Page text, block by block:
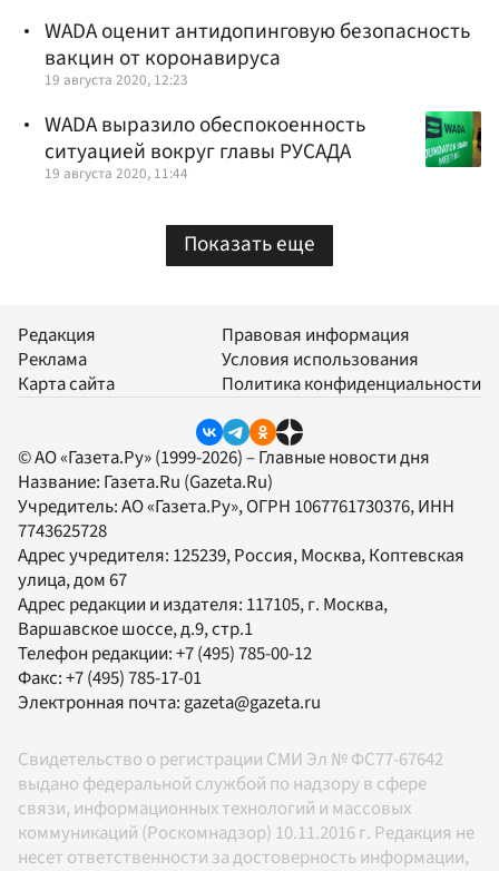
WADA оценит антидопинговую безопасность
вакцин от коронавируса
19 августа 2020, 12:23
WADA выразило обеспокоенность
ситуацией вокруг главы РУСАДА
19 августа 2020, 11:44
Показать еще
Редакция
Реклама
Карта сайта
Правовая информация
Условия использования
Политика конфиденциальности
© АО «Газета.Ру» (1999-2026) – Главные новости дня
Название: Газета.Ru (Gazeta.Ru)
Учредитель:АО «Газета.Ру», ОГРН 1067761730376, ИНН
7743625728
Адрес учредителя: 125239, Россия, Москва, Коптевская
улица, дом 67
Адрес редакции и издателя: 117105, г. Москва,
Варшавское шоссе, д.9, стр.1
Телефон редакции:+7 (495) 785-00-12
Факс:+7 (495) 785-17-01
Электронная почта:gazeta@gazeta.ru
Свидетельство о регистрации СМИ Эл № ФС77-67642
выдано федеральной службой по надзору в сфере
связи, информационных технологий и массовых
коммуникаций (Роскомнадзор) 10.11.2016 г. Редакция не
несет ответственности за достоверность информации,